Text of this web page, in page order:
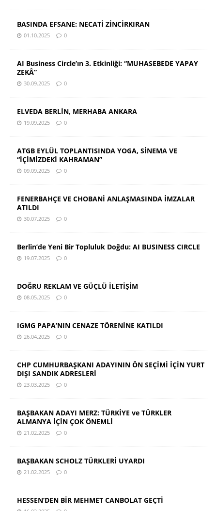
BASINDA EFSANE: NECATİ ZİNCİRKIRAN
01.10.2025 0
AI Business Circle’ın 3. Etkinliği: “MUHASEBEDE YAPAY
ZEKÂ”
30.09.2025 0
ELVEDA BERLİN, MERHABA ANKARA
19.09.2025 0
ATGB EYLÜL TOPLANTISINDA YOGA, SİNEMA VE
“İÇİMİZDEKİ KAHRAMAN”
09.09.2025 0
FENERBAHÇE VE CHOBANİ ANLAŞMASINDA İMZALAR
ATILDI
30.07.2025 0
Berlin’de Yeni Bir Topluluk Doğdu: AI BUSINESS CIRCLE
19.07.2025 0
DOĞRU REKLAM VE GÜÇLÜ İLETİŞİM
08.05.2025 0
IGMG PAPA’NIN CENAZE TÖRENİNE KATILDI
26.04.2025 0
CHP CUMHURBAŞKANI ADAYININ ÖN SEÇİMİ İÇİN YURT
DIŞI SANDIK ADRESLERİ
23.03.2025 0
BAŞBAKAN ADAYI MERZ: TÜRKİYE ve TÜRKLER
ALMANYA İÇİN ÇOK ÖNEMLİ
21.02.2025 0
BAŞBAKAN SCHOLZ TÜRKLERİ UYARDI
21.02.2025 0
HESSEN’DEN BİR MEHMET CANBOLAT GEÇTİ